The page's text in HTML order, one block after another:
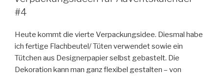
#5“
#4
Heute kommt die vierte Verpackungsidee. Diesmal habe
ich fertige Flachbeutel/ Tüten verwendet sowie ein
Tütchen aus Designerpapier selbst gebastelt. Die
Dekoration kann man ganz flexibel gestalten – von